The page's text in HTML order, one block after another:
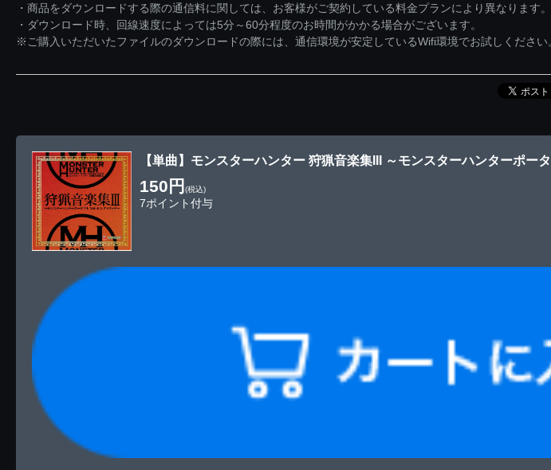
・商品をダウンロードする際の通信料に関しては、お客様がご契約している料金プランにより異なります
・ダウンロード時、回線速度によっては5分～60分程度のお時間がかかる場合がございます。
※ご購入いただいたファイルのダウンロードの際には、通信環境が安定しているWifi環境でお試しください
【単曲】モンスターハンター 狩猟音楽集III ～モンスターハンターポー
150円 (税込)
7ポイント付与